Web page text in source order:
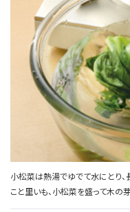
小松菜は熱湯でゆでて水にとり
こと里いも、小松菜を盛って木の